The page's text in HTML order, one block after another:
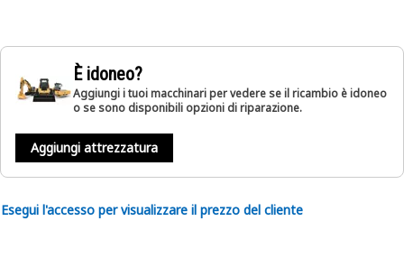
È idoneo?
Aggiungi i tuoi macchinari per vedere se il ricambio è idoneo
o se sono disponibili opzioni di riparazione.
Aggiungi attrezzatura
Esegui l'accesso per visualizzare il prezzo del cliente